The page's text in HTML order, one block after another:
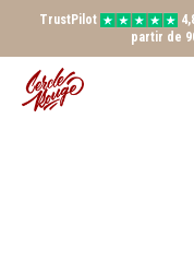
TrustPilot
partir de